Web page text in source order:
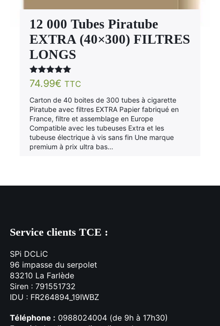
12 000 Tubes Piratube
EXTRA (40×300) FILTRES
LONGS
Note5.00
sur 5
74.99€ TTC
Carton de 40 boites de 300 tubes à cigarette
Piratube avec filtres EXTRA Papier fabriqué en
France, filtre et assemblage en Europe
Compatible avec les tubeuses Extra et les
tubeuse électrique à vis sans fin Une marque
premium à prix ultra bas…
Service clients TCE :
SPi DCLiC
96 impasse du serpolet
83210 La Farlède
Siren : 791551732
IDU : FR264894_19IWBZ
Téléphone : 0988024004 (de 9h à 17h30)